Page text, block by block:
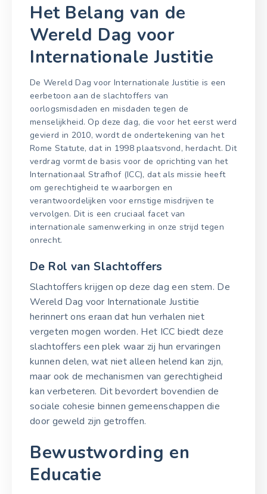
Het Belang van de
Wereld Dag voor
Internationale Justitie
De Wereld Dag voor Internationale Justitie is een
eerbetoon aan de slachtoffers van
oorlogsmisdaden en misdaden tegen de
menselijkheid. Op deze dag, die voor het eerst werd
gevierd in 2010, wordt de ondertekening van het
Rome Statute, dat in 1998 plaatsvond, herdacht. Dit
verdrag vormt de basis voor de oprichting van het
Internationaal Strafhof (ICC), dat als missie heeft
om gerechtigheid te waarborgen en
verantwoordelijken voor ernstige misdrijven te
vervolgen. Dit is een cruciaal facet van
internationale samenwerking in onze strijd tegen
onrecht.
De Rol van Slachtoffers
Slachtoffers krijgen op deze dag een stem. De
Wereld Dag voor Internationale Justitie
herinnert ons eraan dat hun verhalen niet
vergeten mogen worden. Het ICC biedt deze
slachtoffers een plek waar zij hun ervaringen
kunnen delen, wat niet alleen helend kan zijn,
maar ook de mechanismen van gerechtigheid
kan verbeteren. Dit bevordert bovendien de
sociale cohesie binnen gemeenschappen die
door geweld zijn getroffen.
Bewustwording en
Educatie